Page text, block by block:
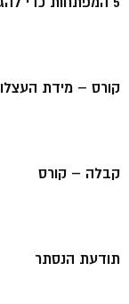
קורס – מידת
קבלה – קורס
תודעת הנסתר